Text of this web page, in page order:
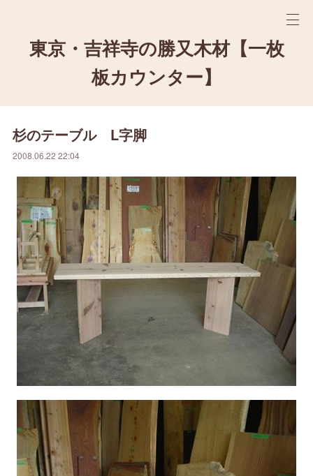
東京・吉祥寺の勝又木材【一枚
板カウンター】
杉のテーブル L字脚
2008.06.22 22:04